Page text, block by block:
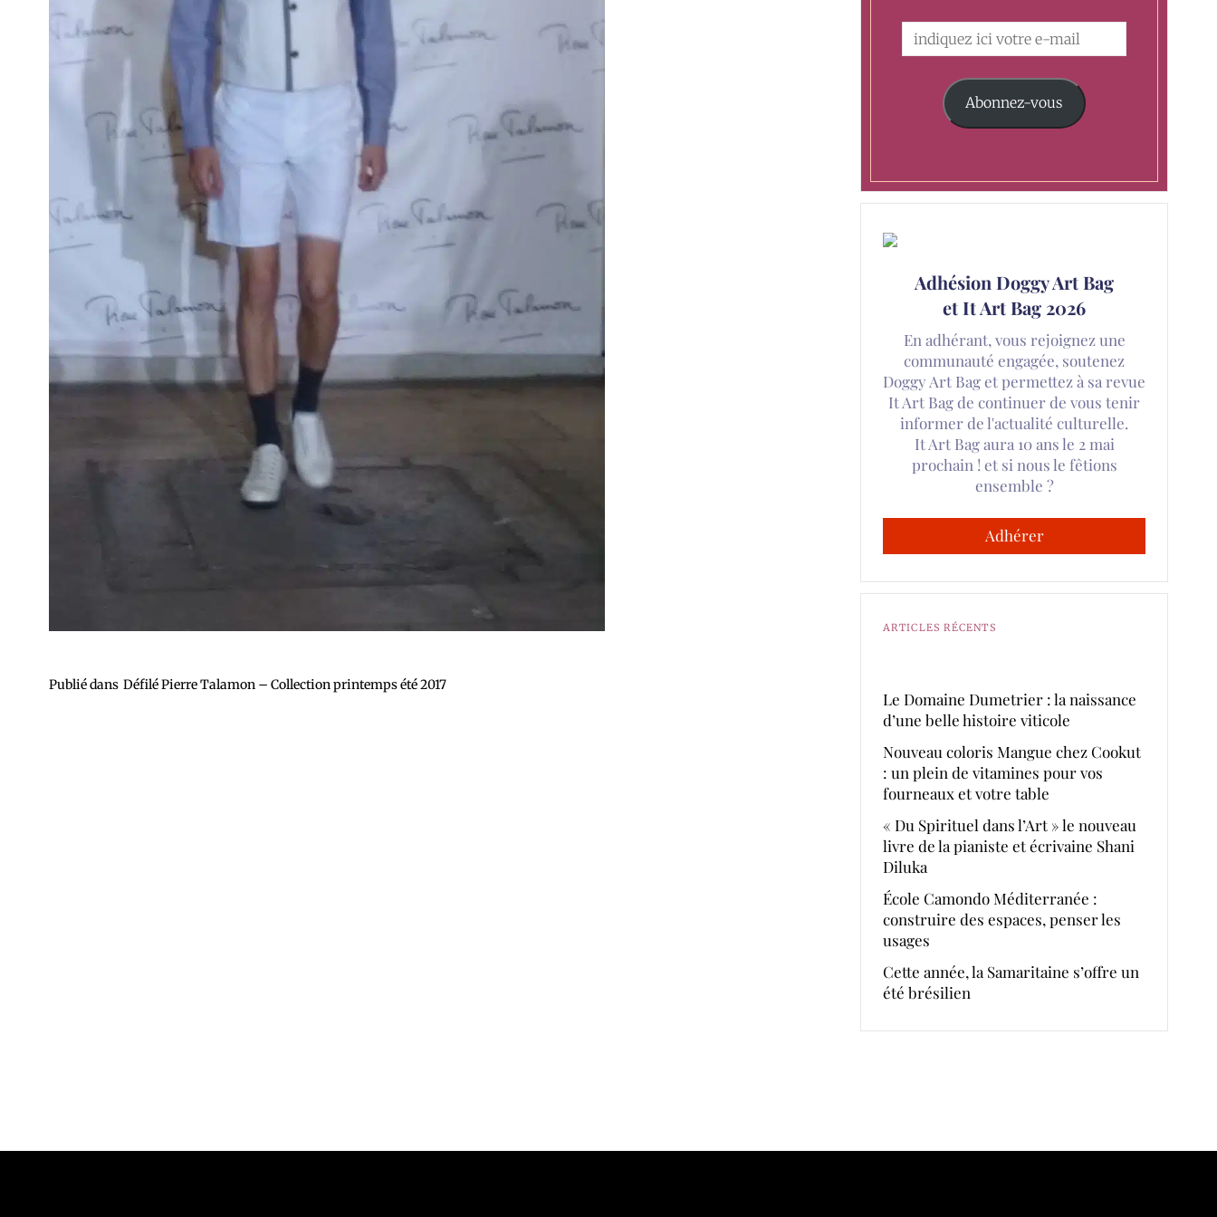
Publié dans Défilé Pierre Talamon – Collection printemps été 2017
Abonnez-vous
Adhésion Doggy Art Bag
et It Art Bag 2026
En adhérant, vous rejoignez une
communauté engagée, soutenez
Doggy Art Bag et permettez à sa revue
It Art Bag de continuer de vous tenir
informer de l'actualité culturelle.
It Art Bag aura 10 ans le 2 mai
prochain ! et si nous le fêtions
ensemble ?
Adhérer
ARTICLES RÉCENTS
Le Domaine Dumetrier : la naissance
d’une belle histoire viticole
Nouveau coloris Mangue chez Cookut
: un plein de vitamines pour vos
fourneaux et votre table
« Du Spirituel dans l’Art » le nouveau
livre de la pianiste et écrivaine Shani
Diluka
École Camondo Méditerranée :
construire des espaces, penser les
usages
Cette année, la Samaritaine s’offre un
été brésilien